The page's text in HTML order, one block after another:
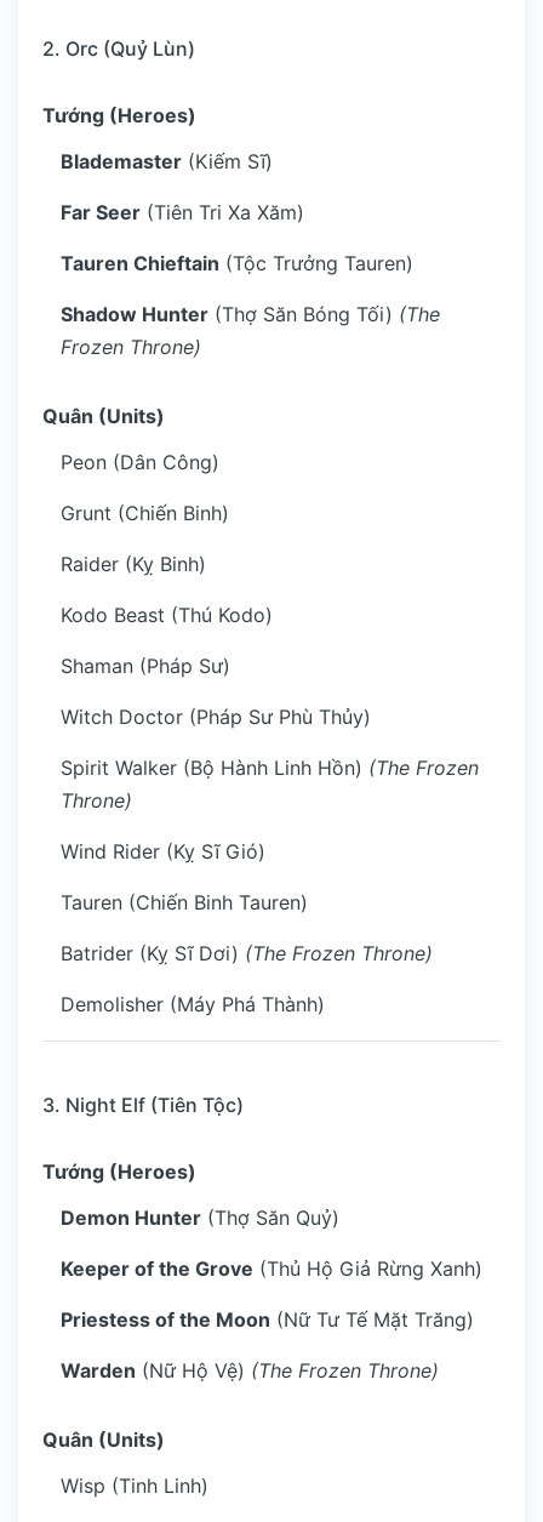
2. Orc (Quỷ Lùn)
Tướng (Heroes)
Blademaster (Kiếm Sĩ)
Far Seer (Tiên Tri Xa Xăm)
Tauren Chieftain (Tộc Trưởng Tauren)
Shadow Hunter (Thợ Săn Bóng Tối) (The
Frozen Throne)
Quân (Units)
Peon (Dân Công)
Grunt (Chiến Binh)
Raider (Kỵ Binh)
Kodo Beast (Thú Kodo)
Shaman (Pháp Sư)
Witch Doctor (Pháp Sư Phù Thủy)
Spirit Walker (Bộ Hành Linh Hồn) (The Frozen
Throne)
Wind Rider (Kỵ Sĩ Gió)
Tauren (Chiến Binh Tauren)
Batrider (Kỵ Sĩ Dơi) (The Frozen Throne)
Demolisher (Máy Phá Thành)
3. Night Elf (Tiên Tộc)
Tướng (Heroes)
Demon Hunter (Thợ Săn Quỷ)
Keeper of the Grove (Thủ Hộ Giả Rừng Xanh)
Priestess of the Moon (Nữ Tư Tế Mặt Trăng)
Warden (Nữ Hộ Vệ) (The Frozen Throne)
Quân (Units)
Wisp (Tinh Linh)